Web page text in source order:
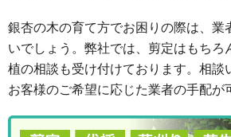
銀杏の木の育て方でお困りの際は、業
いでしょう。弊社では、剪定はもちろ
植の相談も受け付けております。相談
お客様のご希望に応じた業者の手配が